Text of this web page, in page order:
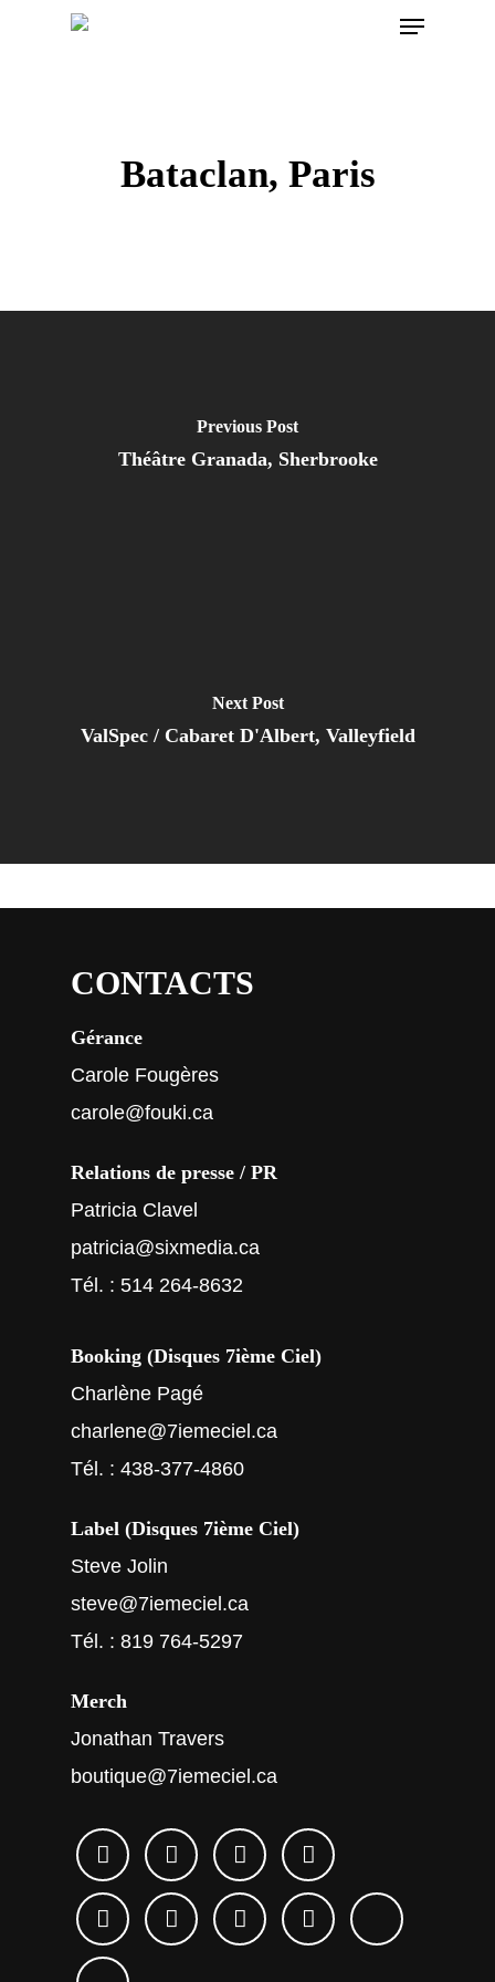
Menu
Bataclan, Paris
Previous Post
Théâtre Granada, Sherbrooke
Next Post
ValSpec / Cabaret D'Albert, Valleyfield
CONTACTS
Gérance
Carole Fougères
carole@fouki.ca
Relations de presse / PR
Patricia Clavel
patricia@sixmedia.ca
Tél. : 514 264-8632
Booking (Disques 7ième Ciel)
Charlène Pagé
charlene@7iemeciel.ca
Tél. : 438-377-4860
Label (Disques 7ième Ciel)
Steve Jolin
steve@7iemeciel.ca
Tél. : 819 764-5297
Merch
Jonathan Travers
boutique@7iemeciel.ca